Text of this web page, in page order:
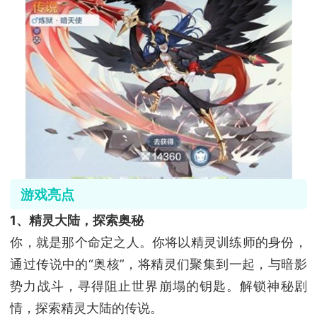
游戏亮点
1、精灵大陆，探索奥秘
你，就是那个命定之人。你将以精灵训练师的身份，
通过传说中的“奥核”，将精灵们聚集到一起，与暗影
势力战斗，寻得阻止世界崩塌的钥匙。解锁神秘剧
情，探索精灵大陆的传说。